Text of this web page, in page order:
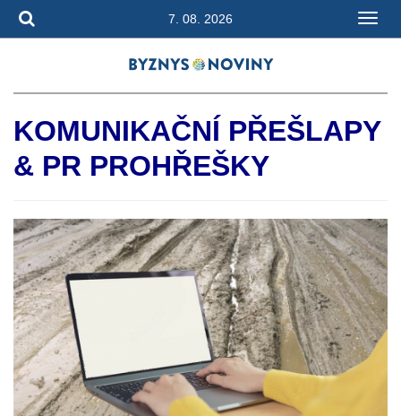
7. 08. 2026
KOMUNIKAČNÍ PŘEŠLAPY
& PR PROHŘEŠKY